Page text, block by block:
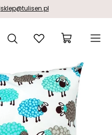
sklep@tulisen.pl